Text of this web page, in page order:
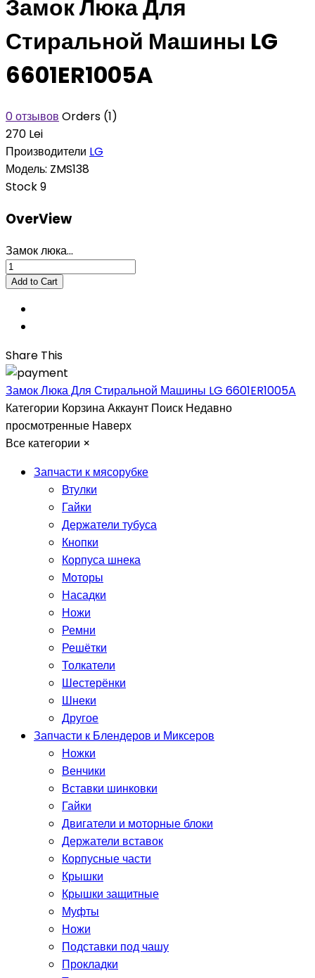
Замок Люка Для
Стиральной Машины LG
6601ER1005A
0 отзывов Orders (1)
270 Lei
Производители LG
Модель: ZMS138
Stock9
OverView
Замок люка...
Share This
Замок Люка Для Стиральной Машины LG 6601ER1005A
Категории КорзинаАккаунт Поиск Недавно
просмотренные Наверх
Все категории ×
Запчасти к мясорубке
Втулки
Гайки
Держатели тубуса
Кнопки
Корпуса шнека
Моторы
Насадки
Ножи
Ремни
Решётки
Толкатели
Шестерёнки
Шнеки
Другое
Запчасти к Блендеров и Миксеров
Ножки
Венчики
Вставки шинковки
Гайки
Двигатели и моторные блоки
Держатели вставок
Корпусные части
Крышки
Крышки защитные
Муфты
Ножи
Подставки под чашу
Прокладки